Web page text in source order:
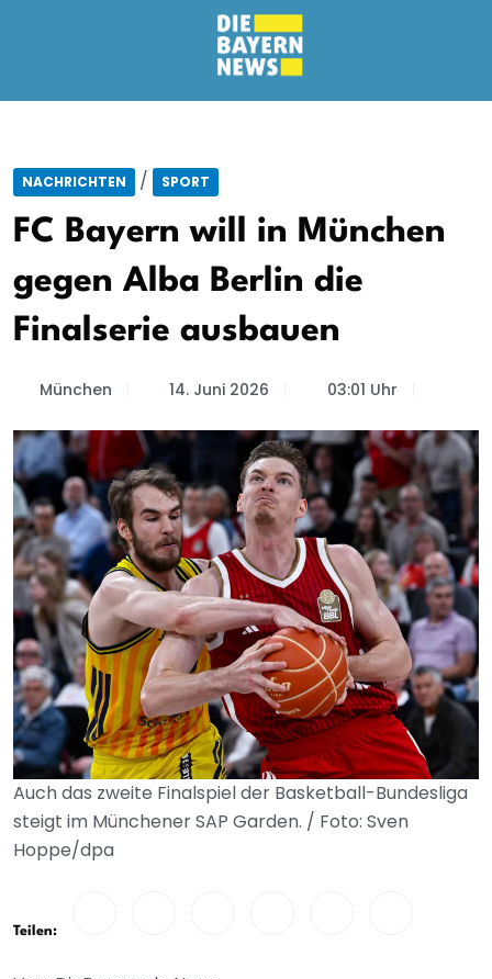
NACHRICHTEN / SPORT
FC Bayern will in München
gegen Alba Berlin die
Finalserie ausbauen
München 14. Juni 2026 03:01 Uhr
Auch das zweite Finalspiel der Basketball-Bundesliga
steigt im Münchener SAP Garden. / Foto: Sven
Hoppe/dpa
Teilen: